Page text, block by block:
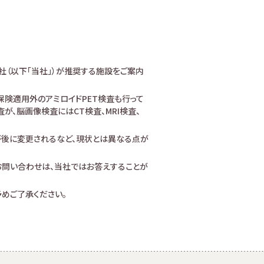
以下「当社」）が推奨する施設をご案内
適用外のアミロイドPET検査も行って
、脳画像検査にはCT検査、MRI検査、
に変更されるなど、現状とは異なる点が
い合わせは、当社ではお答えすることが
ご了承ください。